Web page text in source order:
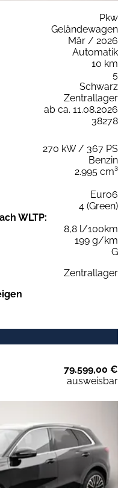
Pkw
Geländewagen
Mär / 2026
Automatik
10 km
5
Schwarz
Zentrallager
ab ca. 11.08.2026
38278
270 kW / 367 PS
Benzin
2.995 cm³
Euro6
4 (Green)
WLTP:
8,8 l/100km
199 g/km
G
Zentrallager
79.599,00 €
ausweisbar